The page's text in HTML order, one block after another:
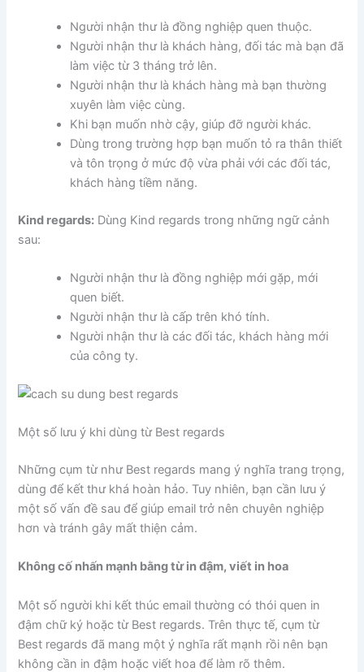
Người nhận thư là đồng nghiệp quen thuộc.
Người nhận thư là khách hàng, đối tác mà bạn đã
làm việc từ 3 tháng trở lên.
Người nhận thư là khách hàng mà bạn thường
xuyên làm việc cùng.
Khi bạn muốn nhờ cậy, giúp đỡ người khác.
Dùng trong trường hợp bạn muốn tỏ ra thân thiết
và tôn trọng ở mức độ vừa phải với các đối tác,
khách hàng tiềm năng.
Kind regards: Dùng Kind regards trong những ngữ cảnh
sau:
Người nhận thư là đồng nghiệp mới gặp, mới
quen biết.
Người nhận thư là cấp trên khó tính.
Người nhận thư là các đối tác, khách hàng mới
của công ty.
Một số lưu ý khi dùng từ Best regards
Những cụm từ như Best regards mang ý nghĩa trang trọng,
dùng để kết thư khá hoàn hảo. Tuy nhiên, bạn cần lưu ý
một số vấn đề sau để giúp email trở nên chuyên nghiệp
hơn và tránh gây mất thiện cảm.
Không cố nhấn mạnh bằng từ in đậm, viết in hoa
Một số người khi kết thúc email thường có thói quen in
đậm chữ ký hoặc từ Best regards. Trên thực tế, cụm từ
Best regards đã mang một ý nghĩa rất mạnh rồi nên bạn
không cần in đậm hoặc viết hoa để làm rõ thêm.